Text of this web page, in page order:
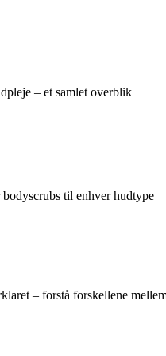
– et samlet overblik
til enhver hudtype
– forstå forskellene